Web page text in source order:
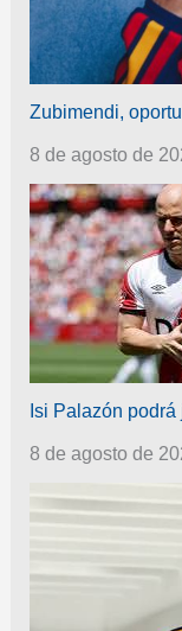
Zubimendi,
8 de agosto de
Isi Palazón
8 de agosto de